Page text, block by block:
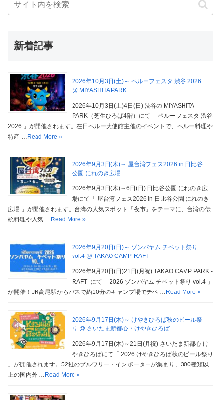
新着記事
2026年10月3日(土)～ ペルーフェスタ 渋谷 2026
@ MIYASHITA PARK
2026年10月3日(土)4日(日) 渋谷の MIYASHITA
PARK（芝生ひろば4階）にて「 ペルーフェスタ 渋谷
2026 」が開催されます。在日ペルー大使館主催のイベントで、ペルー料理や
特産 … Read More »
2026年9月3日(木)～ 屋台湾フェス2026 in 日比谷
公園 にれのき広場
2026年9月3日(木)～6日(日) 日比谷公園 にれのき広
場にて「 屋台湾フェス2026 in 日比谷公園 にれのき
広場 」が開催されます。台湾の人気スポット「夜市」をテーマに、台湾の伝
統料理や人気 … Read More »
2026年9月20日(日)～ ゾンバヤム チベット祭り
vol.4 @ TAKAO CAMP-RAFT-
2026年9月20日(日)21日(月祝) TAKAO CAMP PARK -
RAFT- にて「 2026 ゾンバヤム チベット祭り vol.4 」
が開催！JR高尾駅からバスで約10分のキャンプ場でチベ … Read More »
2026年9月17日(木)～ けやきひろば秋のビール祭
り @ さいたま新都心・けやきひろば
2026年9月17日(木)～21日(月祝) さいたま新都心 け
やきひろばにて「 2026 けやきひろば秋のビール祭り
」が開催されます。52社のブルワリー・インポーターが集まり、300種類以
上の国内外 … Read More »